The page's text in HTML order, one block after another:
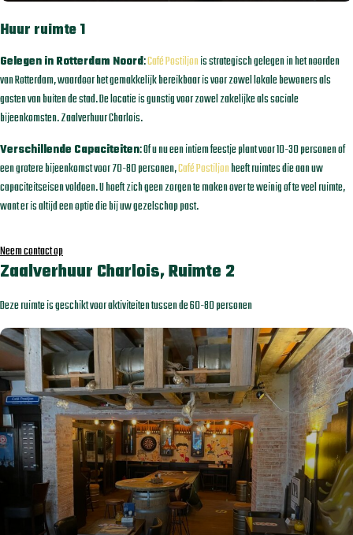
Huur ruimte 1
Gelegen in Rotterdam Noord:Café Postiljonis strategisch gelegen in het noorden
van Rotterdam, waardoor het gemakkelijk bereikbaar is voor zowel lokale bewoners als
gasten van buiten de stad. De locatie is gunstig voor zowel zakelijke als sociale
bijeenkomsten. Zaalverhuur Charlois.
Verschillende Capaciteiten: Of u nu een intiem feestje plant voor 10-30 personen of
een grotere bijeenkomst voor 70-80 personen,Café Postiljonheeft ruimtes die aan uw
capaciteitseisen voldoen. U hoeft zich geen zorgen te maken over te weinig of te veel ruimte,
want er is altijd een optie die bij uw gezelschap past.
Neem contact op
Zaalverhuur Charlois, Ruimte 2
Deze ruimte is geschikt voor aktiviteiten tussen de 60-80 personen